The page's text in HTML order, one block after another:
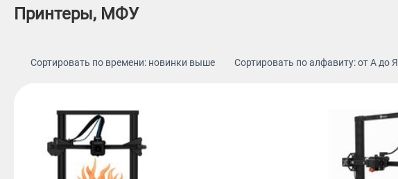
Принтеры, МФУ
Сортировать по времени: новинки выше Сортировать по алфавиту: от А до Я